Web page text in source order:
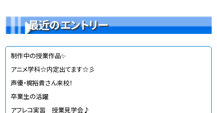
最近のエントリー
制作中の授業作品✨
アニメ学科☆内定出てます☆彡
声優・梶裕貴さん来校！
卒業生の活躍
アフレコ実習 授業見学会♪